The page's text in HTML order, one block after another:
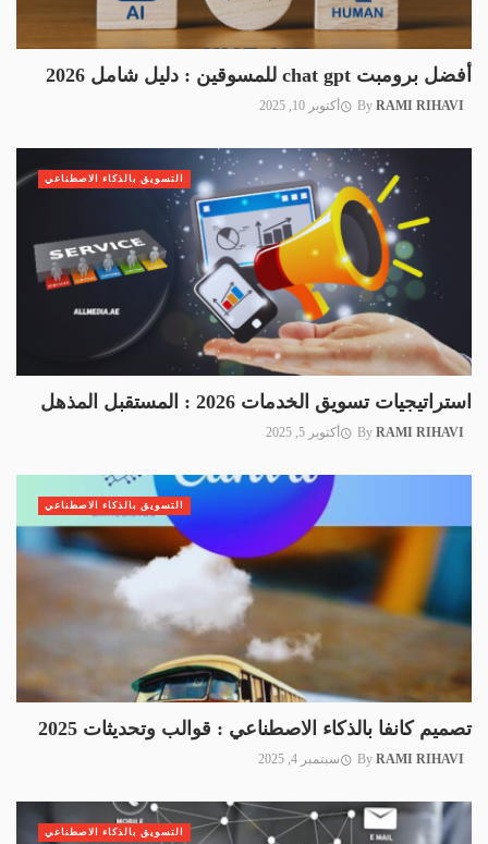
أفضل برومبت chat gpt للمسوقين : دليل شامل 2026
By RAMI RIHAVI أكتوبر 10, 2025
استراتيجيات تسويق الخدمات 2026 : المستقبل المذهل
By RAMI RIHAVI أكتوبر 5, 2025
التسويق بالذكاء الاصطناعي
تصميم كانفا بالذكاء الاصطناعي : قوالب وتحديثات 2025
By RAMI RIHAVI سبتمبر 4, 2025
التسويق بالذكاء الاصطناعي
التسويق بالذكاء الاصطناعي